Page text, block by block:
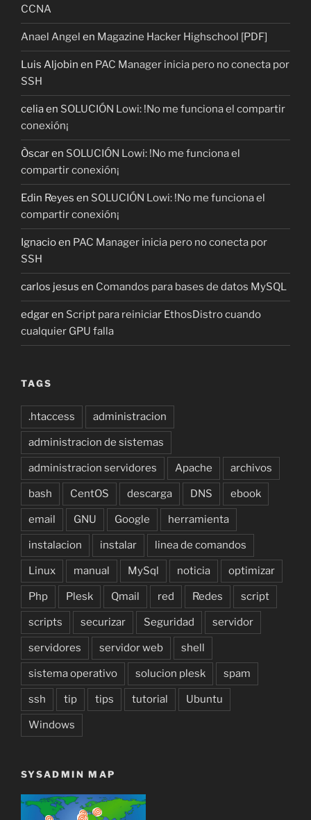
CCNA
Anael Angel en Magazine Hacker Highschool [PDF]
Luis Aljobin en PAC Manager inicia pero no conecta por
SSH
celiaen SOLUCIÓN Lowi: !No me funciona el compartir
conexión¡
Òscaren SOLUCIÓN Lowi: !No me funciona el
compartir conexión¡
Edin Reyes en SOLUCIÓN Lowi: !No me funciona el
compartir conexión¡
Ignacioen PAC Manager inicia pero no conecta por
SSH
carlos jesus en Comandos para bases de datos MySQL
edgaren Script para reiniciar EthosDistro cuando
cualquier GPU falla
TAGS
.htaccess administracion
administracion de sistemas
administracion servidores Apache archivos
bash CentOS descarga DNS ebook
email GNU Google herramienta
instalacion instalar linea de comandos
Linux manual MySql noticia optimizar
Php Plesk Qmail red Redes script
scripts securizar Seguridad servidor
servidores servidor web shell
sistema operativo solucion plesk spam
ssh tip tips tutorial Ubuntu
Windows
SYSADMIN MAP